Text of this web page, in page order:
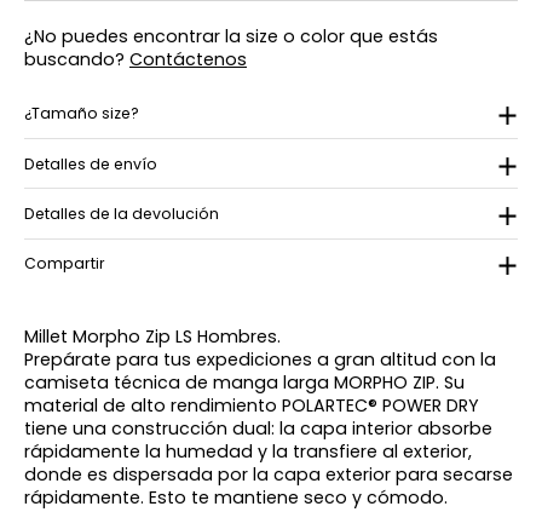
¿No puedes encontrar la size o color que estás
buscando? Contáctenos
¿Tamaño size?
Detalles de envío
Detalles de la devolución
Compartir
Millet Morpho Zip LS Hombres.
Prepárate para tus expediciones a gran altitud con la
camiseta técnica de manga larga MORPHO ZIP. Su
material de alto rendimiento POLARTEC® POWER DRY
tiene una construcción dual: la capa interior absorbe
rápidamente la humedad y la transfiere al exterior,
donde es dispersada por la capa exterior para secarse
rápidamente. Esto te mantiene seco y cómodo.